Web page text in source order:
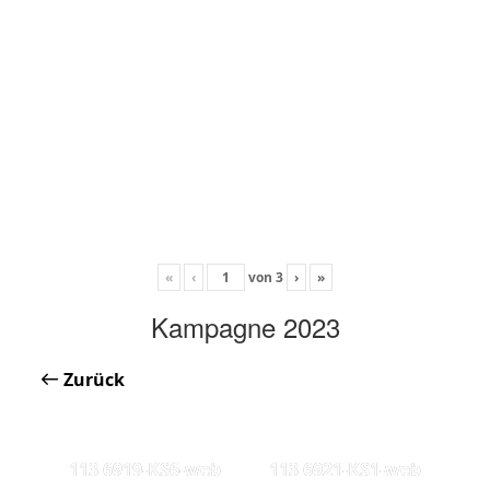
« ‹ von 3 › »
Kampagne 2023
Zurück
113 6919-KS6-web 113 6921-KS1-web